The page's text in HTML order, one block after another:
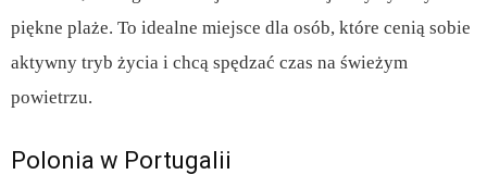
piękne plaże. To idealne miejsce dla osób, które cenią sobie
aktywny tryb życia i chcą spędzać czas na świeżym
powietrzu.
Polonia w Portugalii